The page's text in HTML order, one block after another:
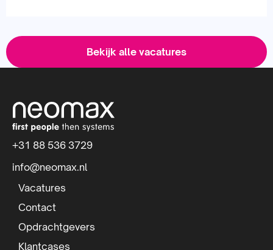
meer
over
Bekijk alle vacatures
S
t
e
o
o
+31 88 536 3729
info@neomax.nl
Vacatures
Contact
Opdrachtgevers
Klantcases